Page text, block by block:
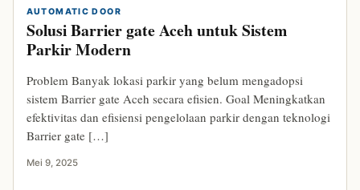
AUTOMATIC DOOR
Solusi Barrier gate Aceh untuk Sistem
Parkir Modern
Problem Banyak lokasi parkir yang belum mengadopsi
sistem Barrier gate Aceh secara efisien. Goal Meningkatkan
efektivitas dan efisiensi pengelolaan parkir dengan teknologi
Barrier gate […]
Mei 9, 2025